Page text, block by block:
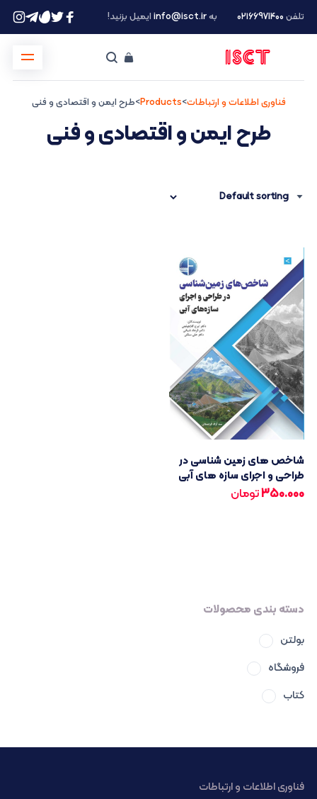
تلفن ۰۲۱66971400 بهinfo@isct.irایمیل بزنید!
فناوری اطلاعات و ارتباطات>
Products
>طرح ایمن و اقتصادی و فنی
طرح ایمن و اقتصادی و فنی
شاخص های زمین شناسی در
طراحی و اجرای سازه های آبی
350.000تومان
دسته بندی محصولات
بولتن
فروشگاه
کتاب
فناوری اطلاعات و ارتباطات